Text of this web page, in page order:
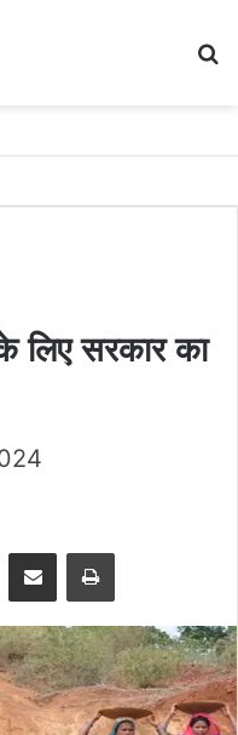
लिए सरकार का
Share via Email Print